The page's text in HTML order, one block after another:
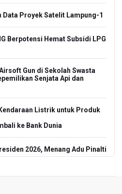
Data Proyek Satelit Lampung-1
Berpotensi Hemat Subsidi LPG
Gun di Sekolah Swasta
Senjata Api dan
Listrik untuk Produk
ke Bank Dunia
2026, Menang Adu Pinalti